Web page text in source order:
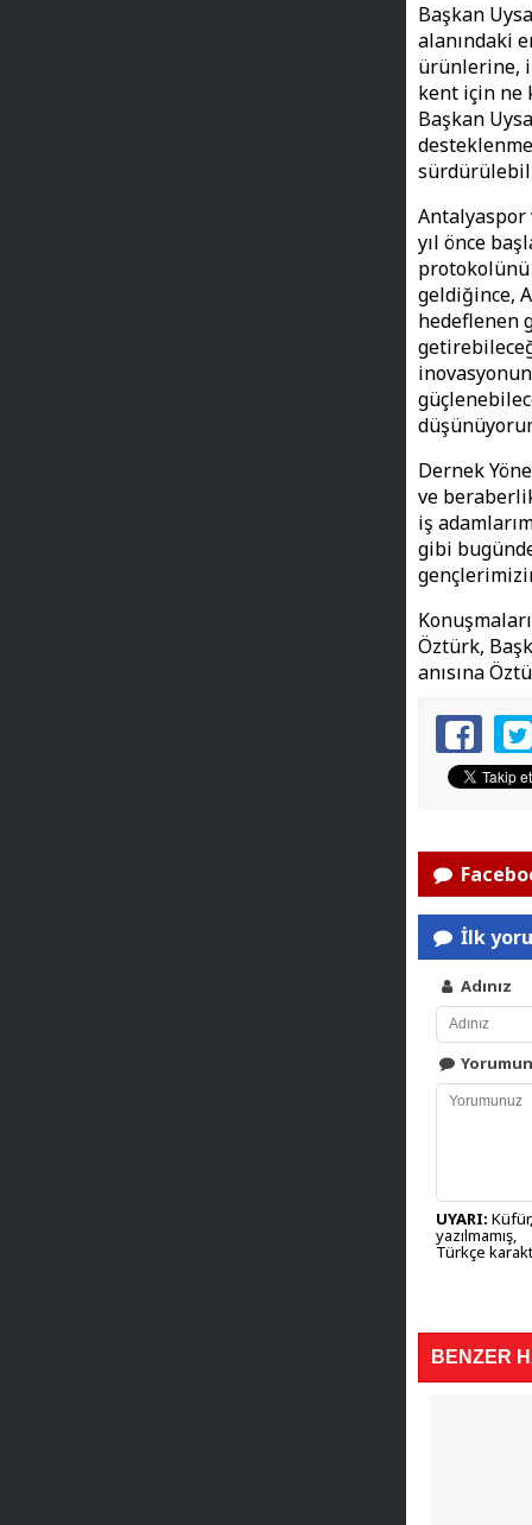
Başkan
alanındaki
ürünlerine,
kent için ne
Başkan
Antalyaspor
yıl önce
protokolünü
geldiğince,
hedeflenen
Dernek
ve
iş
gibi
Öztürk,
anısına
İlk
Adınız
UYARI:
yazılmamış,
Türkçe
BENZER